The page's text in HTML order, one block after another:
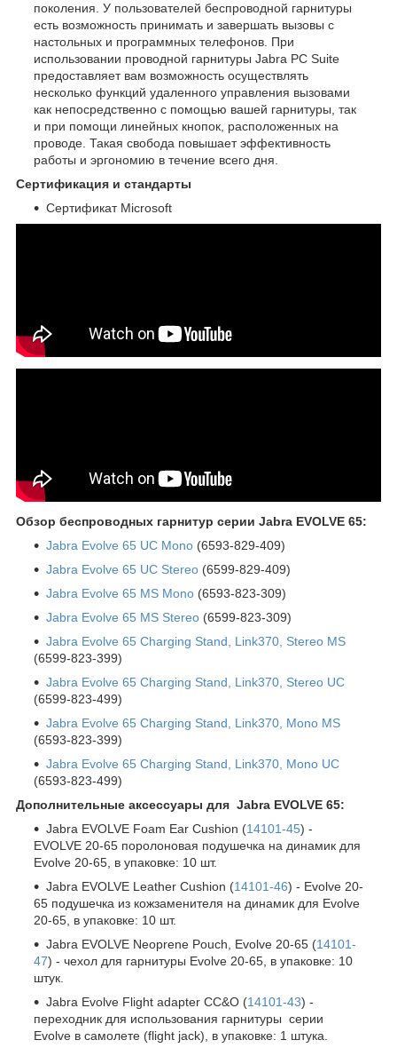
поколения. У пользователей беспроводной гарнитуры
есть возможность принимать и завершать вызовы с
настольных и программных телефонов. При
использовании проводной гарнитуры Jabra PC Suite
предоставляет вам возможность осуществлять
несколько функций удаленного управления вызовами
как непосредственно с помощью вашей гарнитуры, так
и при помощи линейных кнопок, расположенных на
проводе. Такая свобода повышает эффективность
работы и эргономию в течение всего дня.
Сертификация и стандарты
Сертификат Microsoft
Обзор беспроводных гарнитур серии Jabra EVOLVE 65:
Jabra Evolve 65 UC Mono (6593-829-409)
Jabra Evolve 65 UC Stereo (6599-829-409)
Jabra Evolve 65 MS Mono (6593-823-309)
Jabra Evolve 65 MS Stereo (6599-823-309)
Jabra Evolve 65 Charging Stand, Link370, Stereo MS
(6599-823-399)
Jabra Evolve 65 Charging Stand, Link370, Stereo UC
(6599-823-499)
Jabra Evolve 65 Charging Stand, Link370, Mono MS
(6593-823-399)
Jabra Evolve 65 Charging Stand, Link370, Mono UC
(6593-823-499)
Дополнительные аксессуары для Jabra EVOLVE 65:
Jabra EVOLVE Foam Ear Cushion (14101-45) -
EVOLVE 20-65 поролоновая подушечка на динамик для
Evolve 20-65, в упаковке: 10 шт.
Jabra EVOLVE Leather Cushion (14101-46) - Evolve 20-
65 подушечка из кожзаменителя на динамик для Evolve
20-65, в упаковке: 10 шт.
Jabra EVOLVE Neoprene Pouch, Evolve 20-65 (14101-
47) - чехол для гарнитуры Evolve 20-65, в упаковке: 10
штук.
Jabra Evolve Flight adapter CC&O (14101-43) -
переходник для использования гарнитуры серии
Evolve в самолете (flight jack), в упаковке: 1 штука.